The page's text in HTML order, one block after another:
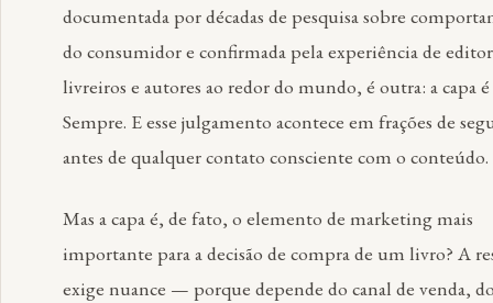
documentada por décadas de pesquisa sobre
do consumidor e confirmada pela experiência de
livreiros e autores ao redor do mundo, é outra: a capa é
Sempre. E esse julgamento acontece em frações de
antes de qualquer contato consciente com o conteúdo.
Mas a capa é, de fato, o elemento de marketing mais
importante para a decisão de compra de um livro? A
exige nuance — porque depende do canal de venda,